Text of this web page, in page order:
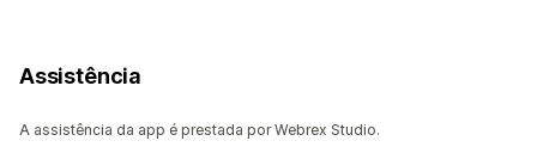
Assistência
A assistência da app é prestada por Webrex Studio.